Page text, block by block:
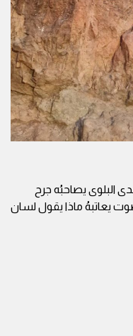
البلوى يصاحبُه جرح
يعاتبهُ ماذا يقول لسان